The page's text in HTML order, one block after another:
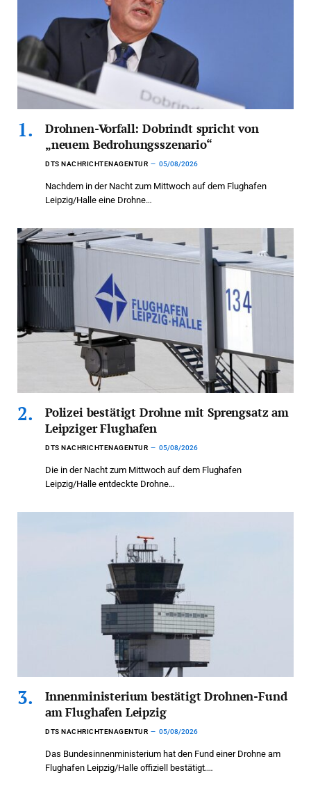
Drohnen-Vorfall: Dobrindt spricht von
„neuem Bedrohungsszenario“
DTS NACHRICHTENAGENTUR 05/08/2026
Nachdem in der Nacht zum Mittwoch auf dem Flughafen
Leipzig/Halle eine Drohne…
Polizei bestätigt Drohne mit Sprengsatz am
Leipziger Flughafen
DTS NACHRICHTENAGENTUR 05/08/2026
Die in der Nacht zum Mittwoch auf dem Flughafen
Leipzig/Halle entdeckte Drohne…
Innenministerium bestätigt Drohnen-Fund
am Flughafen Leipzig
DTS NACHRICHTENAGENTUR 05/08/2026
Das Bundesinnenministerium hat den Fund einer Drohne am
Flughafen Leipzig/Halle offiziell bestätigt.…